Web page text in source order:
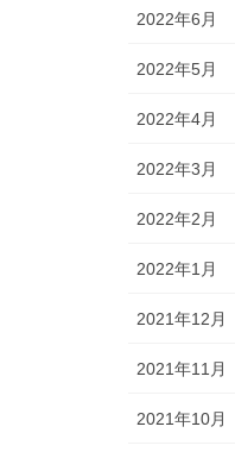
2022年6月
2022年5月
2022年4月
2022年3月
2022年2月
2022年1月
2021年12月
2021年11月
2021年10月